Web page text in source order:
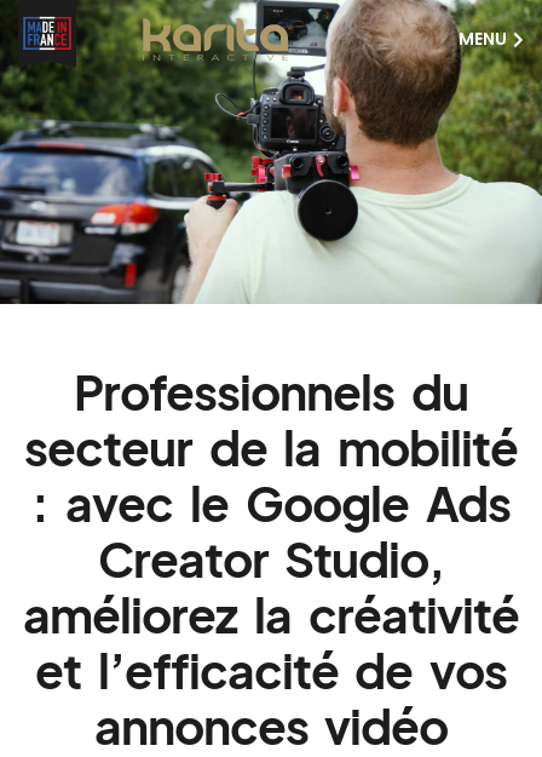
MENU
Professionnels du
secteur de la mobilité
: avec le Google Ads
Creator Studio,
améliorez la créativité
et l’efficacité de vos
annonces vidéo